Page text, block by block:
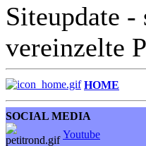
Siteupdate
vereinzelte
HOME
SOCIAL MEDIA
Youtube